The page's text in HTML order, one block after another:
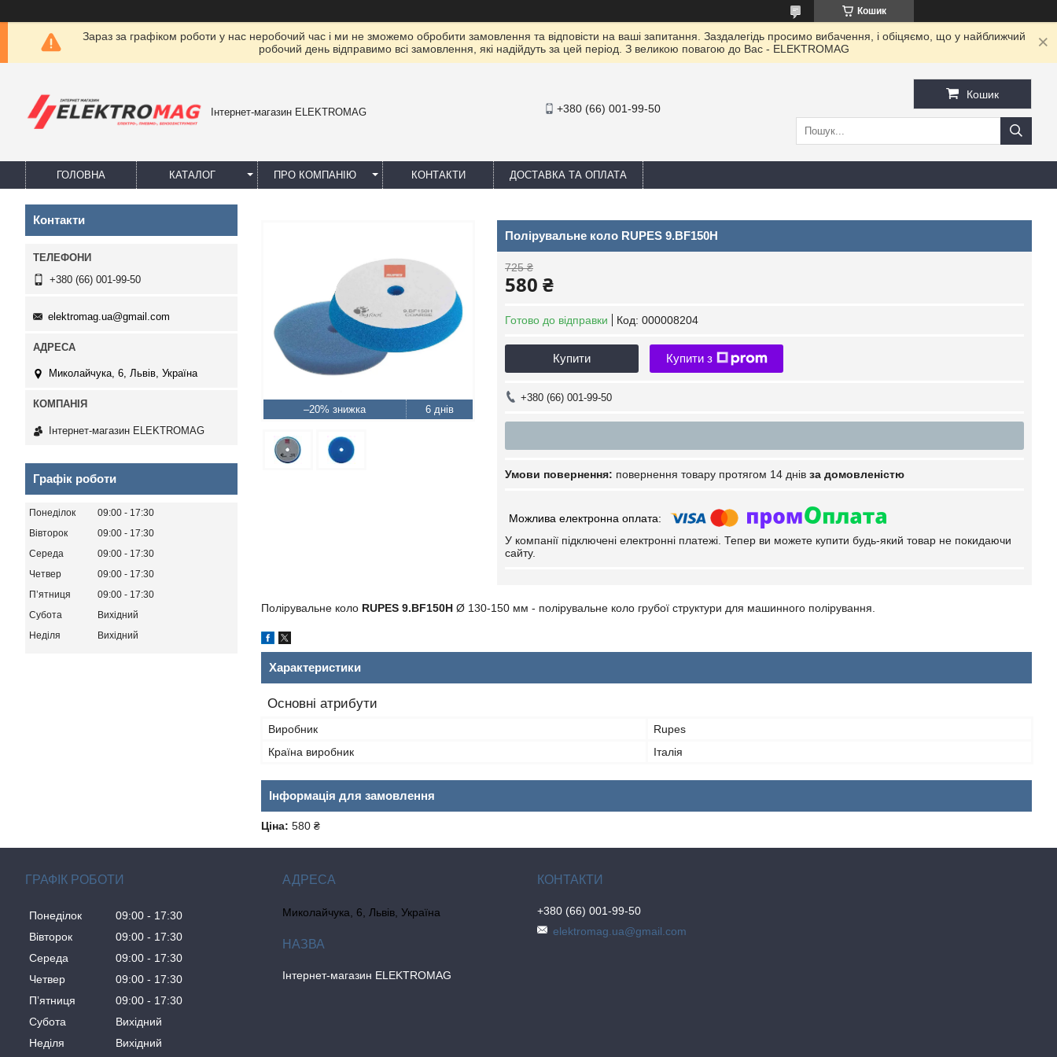
Кошик
Зараз за графіком роботи у нас неробочий час і ми не зможемо обробити замовлення та відповісти на ваші запитання. Заздалегідь просимо вибачення, і обіцяємо, що у найближчий
робочий день відправимо всі замовлення, які надійдуть за цей період. З великою повагою до Ваc - ELEKTROMAG
Інтернет-магазин ELEKTROMAG +380 (66) 001-99-50
Кошик
ГОЛОВНА КАТАЛОГ ПРО КОМПАНІЮ КОНТАКТИ ДОСТАВКА ТА ОПЛАТА
–20% 6 днів
Полірувальне коло RUPES 9.BF150H
725 ₴
580 ₴
Готово до відправки Код: 000008204
Купити Купити з
+380 (66) 001-99-50
повернення товару протягом 14 днів за домовленістю
У компанії підключені електронні платежі. Тепер ви можете купити будь-який товар не покидаючи
сайту.
Полірувальне коло RUPES 9.BF150H Ø 130-150 мм - полірувальне коло грубої структури для машинного полірування.
Характеристики
Основні атрибути
Виробник
Rupes
Країна виробник
Італія
Інформація для замовлення
Ціна: 580 ₴
Контакти
+380 (66) 001-99-50
elektromag.ua@gmail.com
Миколайчука, 6, Львів, Україна
Інтернет-магазин ELEKTROMAG
Графік роботи
Понеділок 09:00
17:30
Вівторок
09:00
17:30
Середа
09:00
17:30
Четвер
09:00
17:30
Пʼятниця
09:00
17:30
Субота
Вихідний
Неділя
Вихідний
ГРАФІК РОБОТИ
Понеділок 09:00
17:30
Вівторок
09:00
17:30
Середа
09:00
17:30
Четвер
09:00
17:30
Пʼятниця
09:00
17:30
Субота
Вихідний
Неділя
Вихідний
Миколайчука, 6, Львів, Україна
Інтернет-магазин ELEKTROMAG
+380 (66) 001-99-50
elektromag.ua@gmail.com